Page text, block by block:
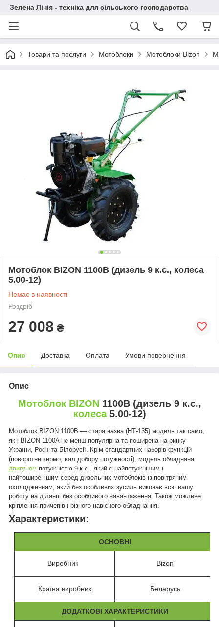
Зелена Лінія - техніка для сільського господарства
Товари та послуги Мотоблоки Мотоблоки Bizon
Мотоблок BIZON 1100B (дизель 9 к.с., колеса
5.00-12)
Немає в наявності
Роздріб
27 008 ₴
Опис Доставка Оплата Умови повернення
Опис
Мотоблок BIZON 1100B (дизель 9 к.с.,
колеса5.00-12)
Мотоблок BIZON 1100B — стара назва (НТ-135) модель так само,
як і BIZON 1100A не менш популярна та поширена на ринку
України, Росії та Білорусії. Крім стандартних наборів функцій
(поворотне кермо, вал добору потужності), модель обладнана
двигуном потужністю 9 к.с., який є найпотужнішим і
найпоширенішим серед дизельних мотоблоків із повітряним
охолодженням, який без особливих зусиль виконає всю вашу
роботу на ділянці без особливого навантаження. Також можливе
кріплення причепів і різного навісного обладнання.
Характеристики:
ОСНОВНІ
Виробник Bizon
Країна виробник Беларусь
ДОДАТКОВІ ХАРАКТЕРИСТИКИ